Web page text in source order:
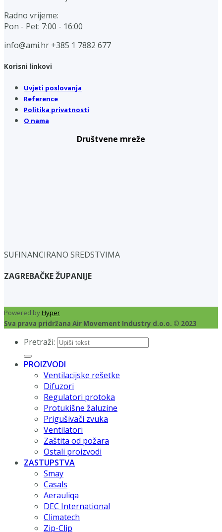
Radno vrijeme:
Pon - Pet: 7:00 - 16:00
info@ami.hr +385 1 7882 677
Korisni linkovi
Uvjeti poslovanja
Reference
Politika privatnosti
O nama
Društvene mreže
SUFINANCIRANO SREDSTVIMA
ZAGREBAČKE ŽUPANIJE
Powered byHyper
Sva prava pridržana Air Movement Industry d.o.o. © 2023
Pretraži:
PROIZVODI
Ventilacijske rešetke
Difuzori
Regulatori protoka
Protukišne žaluzine
Prigušivači zvuka
Ventilatori
Zaštita od požara
Ostali proizvodi
ZASTUPSTVA
Smay
Casals
Aerauliqa
DEC International
Climatech
Zip-Clip